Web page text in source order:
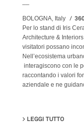
BOLOGNA, Italy
Per lo stand di Iris
Architecture &
visitatori possano
Nell’ecosistema
interagiscono con le
raccontando i valori
aziendale e ne
LEGGI TUTTO